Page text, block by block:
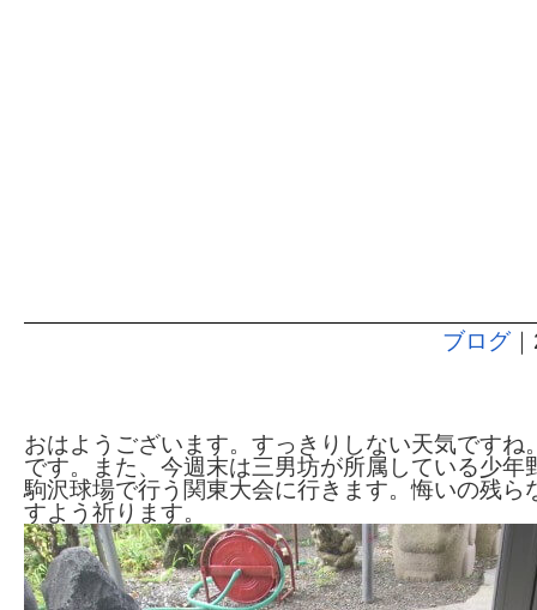
ブログ
おはようございます。すっきりしない天気ですね
です。また、今週末は三男坊が所属している少年
駒沢球場で行う関東大会に行きます。悔いの残ら
すよう祈ります。